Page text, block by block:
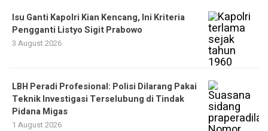
Isu Ganti Kapolri Kian Kencang, Ini Kriteria
Pengganti Listyo Sigit Prabowo
3 August 2026
LBH Peradi Profesional: Polisi Dilarang Pakai
Teknik Investigasi Terselubung di Tindak
Pidana Migas
1 August 2026